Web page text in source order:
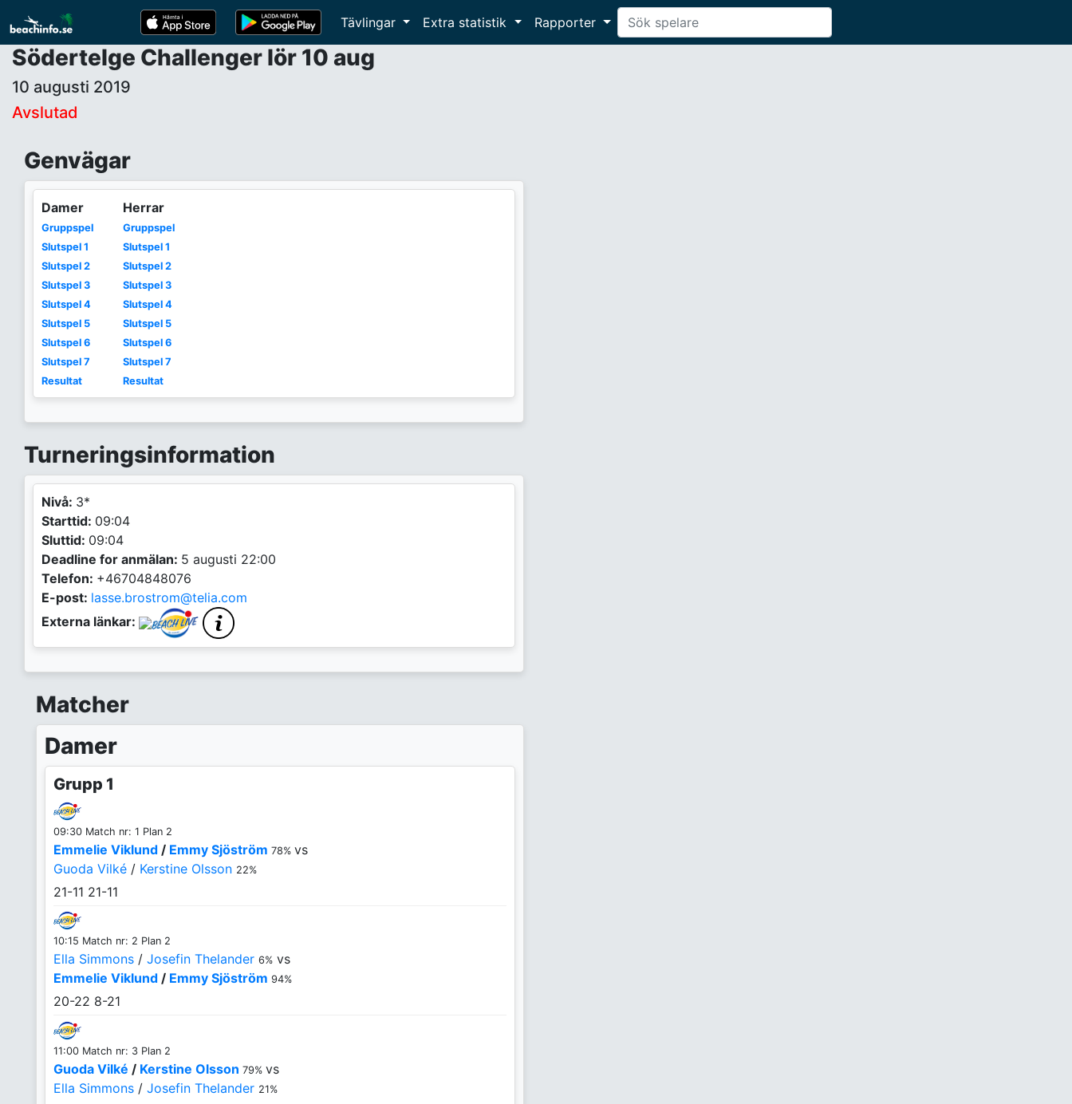
Tävlingar Extra statistik Rapporter
Södertelge Challenger lör 10 aug
10 augusti 2019
Avslutad
Genvägar
Damer
Gruppspel
Slutspel 1
Slutspel 2
Slutspel 3
Slutspel 4
Slutspel 5
Slutspel 6
Slutspel 7
Resultat
Herrar
Gruppspel
Slutspel 1
Slutspel 2
Slutspel 3
Slutspel 4
Slutspel 5
Slutspel 6
Slutspel 7
Resultat
Turneringsinformation
Nivå: 3*
Starttid: 09:04
Sluttid: 09:04
Deadline for anmälan: 5 augusti 22:00
Telefon: +46704848076
E-post: lasse.brostrom@telia.com
Externa länkar:
Matcher
Damer
Grupp 1
09:30 Match nr: 1 Plan 2
Emmelie Viklund / Emmy Sjöström 78% vs
Guoda Vilké / Kerstine Olsson 22%
21-11 21-11
10:15 Match nr: 2 Plan 2
Ella Simmons / Josefin Thelander 6% vs
Emmelie Viklund / Emmy Sjöström 94%
20-22 8-21
11:00 Match nr: 3 Plan 2
Guoda Vilké / Kerstine Olsson 79% vs
Ella Simmons / Josefin Thelander 21%